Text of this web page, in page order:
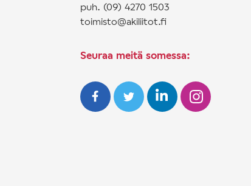
puh. (09) 4270 1503
toimisto@akiliitot.fi
Seuraa meitä somessa: